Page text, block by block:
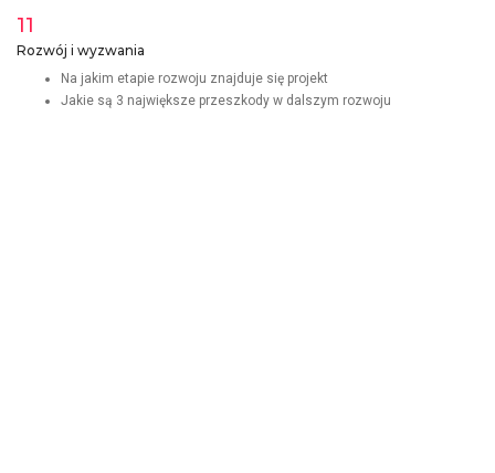
11
Rozwój i wyzwania
Na jakim etapie rozwoju znajduje się projekt
Jakie są 3 największe przeszkody w dalszym rozwoju